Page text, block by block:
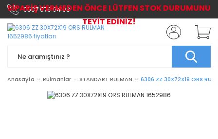
0507 576 64 03
Anasayfa Rulmanlar STANDART RULMAN 6306 ZZ 30X72X19 ORS
SİPARİŞ VERMEDEN ÖNCE LÜTFEN STOK DURUMUNU
TEYİT EDİNİZ!